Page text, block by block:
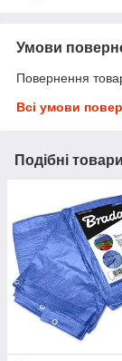
Умови
Повернення
Всі умови
Подібні